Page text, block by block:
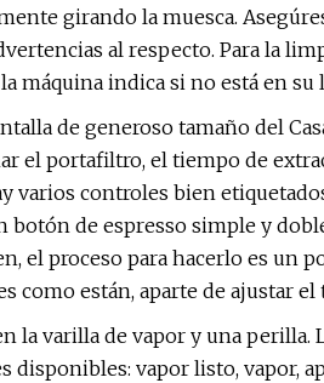
girando la muesca.
al respecto. Para la
máquina indica si no está en
de generoso tamaño del
el portafiltro, el tiempo de
varios controles bien
botón de espresso simple y
el proceso para hacerlo es un
como están, aparte de ajustar
la varilla de vapor y una
disponibles: vapor listo, vapor,